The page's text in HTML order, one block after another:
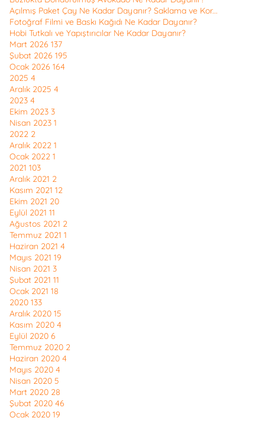
Açılmış Paket Çay Ne Kadar Dayanır? Saklama ve Kor...
Fotoğraf Filmi ve Baskı Kağıdı Ne Kadar Dayanır?
Hobi Tutkalı ve Yapıştırıcılar Ne Kadar Dayanır?
Mart 2026 137
Şubat 2026 195
Ocak 2026 164
2025 4
Aralık 2025 4
2023 4
Ekim 2023 3
Nisan 2023 1
2022 2
Aralık 2022 1
Ocak 2022 1
2021 103
Aralık 2021 2
Kasım 2021 12
Ekim 2021 20
Eylül 2021 11
Ağustos 2021 2
Temmuz 2021 1
Haziran 2021 4
Mayıs 2021 19
Nisan 2021 3
Şubat 2021 11
Ocak 2021 18
2020 133
Aralık 2020 15
Kasım 2020 4
Eylül 2020 6
Temmuz 2020 2
Haziran 2020 4
Mayıs 2020 4
Nisan 2020 5
Mart 2020 28
Şubat 2020 46
Ocak 2020 19